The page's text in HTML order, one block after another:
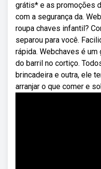
grátis* e as promoções
com a segurança da.
roupa chaves infantil?
separou para você.
rápida. Webchaves é
do barril no cortiço.
brincadeira e outra, ele
arranjar o que comer e